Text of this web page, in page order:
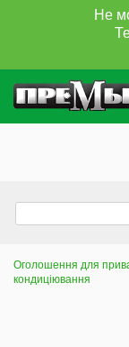
Не
Оголошення для
кондиціювання